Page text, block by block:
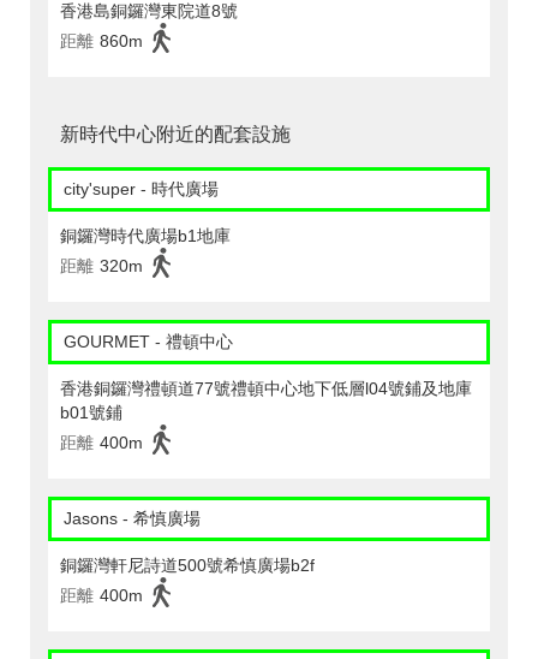
香港島銅鑼灣東院道8號
距離 860m
新時代中心附近的配套設施
city'super - 時代廣場
銅鑼灣時代廣場b1地庫
距離 320m
GOURMET - 禮頓中心
香港銅鑼灣禮頓道77號禮頓中心地下低層l04號鋪及地庫
b01號鋪
距離 400m
Jasons - 希慎廣場
銅鑼灣軒尼詩道500號希慎廣場b2f
距離 400m